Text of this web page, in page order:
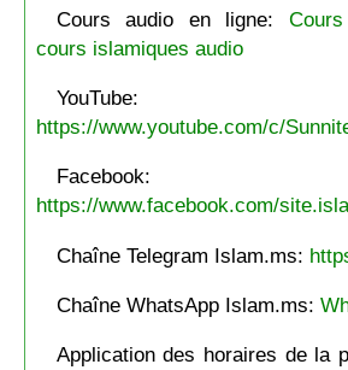
Cours audio en ligne:
cours islamiques audio
YouTube:
https://www.youtube.com/c/
Facebook:
https://www.facebook.com/
Chaîne Telegram Islam.ms:
Chaîne WhatsApp Islam.ms:
Application des horaires de la